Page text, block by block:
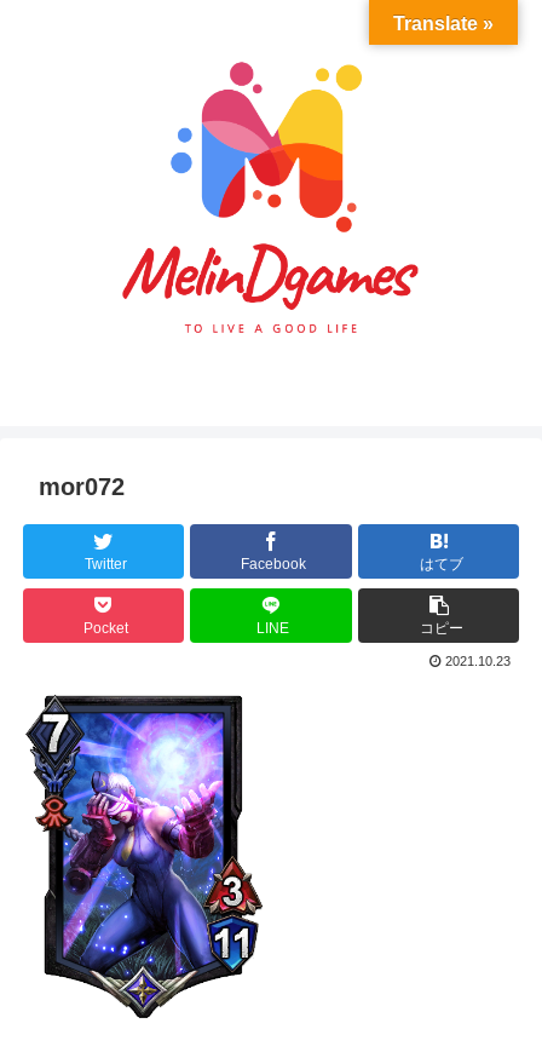
mor072
Twitter Facebook はてブ
Pocket LINE コピー
2021.10.23
Translate »